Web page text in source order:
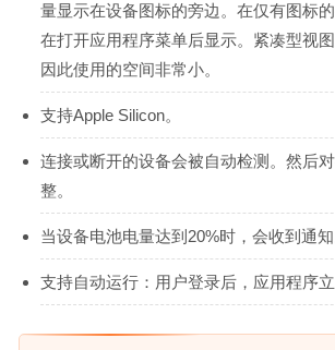
量显示在设备图标的旁边。在仅有图标
在打开应用程序菜单后显示。紧凑型视
因此使用的空间非常小。
支持Apple Silicon。
连接或断开的设备会被自动检测。然后
整。
当设备电池电量达到20%时，会收到通知
支持自动运行：用户登录后，应用程序立